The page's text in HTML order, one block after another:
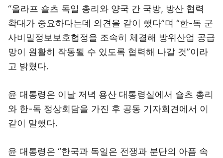
“올라프 숄츠 독일 총리와 양국 간 국방, 방산 협력
확대가 중요하다는데 의견을 같이 했다”며 “한-독 군
사비밀정보보호협정을 조속히 체결해 방위산업 공급
망이 원활히 작동될 수 있도록 협력해 나갈 것”이라
고 밝혔다.
윤 대통령은 이날 저녁 용산 대통령실에서 숄츠 총리
와 한-독 정상회담을 가진 후 공동 기자회견에서 이
같이 말했다.
윤 대통령은 “한국과 독일은 전쟁과 분단의 아픔 속